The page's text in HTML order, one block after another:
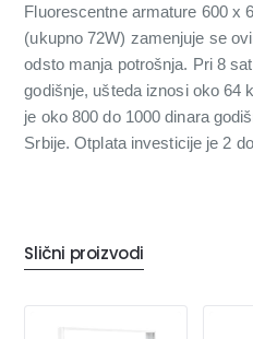
Fluorescentne armature 600 x
(ukupno 72W) zamenjuje se
odsto manja potrošnja. Pri 8
godišnje, ušteda iznosi oko 64
je oko 800 do 1000 dinara
Srbije. Otplata investicije je 2
Slični proizvodi